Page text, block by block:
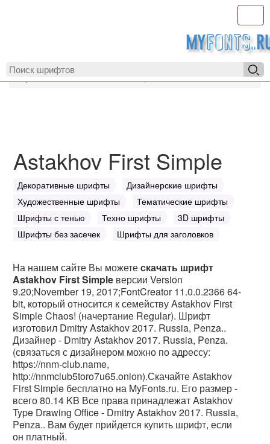
MyFonts.ru
Astakhov First Simple
Декоративные шрифты
Дизайнерские шрифты
Художественные шрифты
Тематические шрифты
Шрифты с тенью
Техно шрифты
3D шрифты
Шрифты без засечек
Шрифты для заголовков
На нашем сайте Вы можетескачать шрифт
Astakhov First Simple версии Version
9.20;November 19, 2017;FontCreator 11.0.0.2366 64-
bit, который относится к семейству Astakhov First
Simple Chaos! (начертание Regular). Шрифт
изготовил Dmitry Astakhov 2017. Russia, Penza..
Дизайнер - Dmitry Astakhov 2017. Russia, Penza.
(связаться с дизайнером можно по адрессу:
https://nnm-club.name,
http://nnmclub5toro7u65.onion).Скачайте Astakhov
First Simple бесплатно на MyFonts.ru. Его размер -
всего 80.14 KB Все права принадлежат Astakhov
Type Drawing Office - Dmitry Astakhov 2017. Russia,
Penza.. Вам будет прийдется купить шрифт, если
он платный.